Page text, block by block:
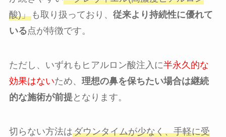
酸)」も取り扱っており、 従来より持続性に優れて
いる点が特徴です。
ただし、いずれもヒアルロン酸注入に半永久的な
効果はないため、 理想の鼻を保ちたい場合は継続
的な施術が前提となります。
切らない方法はダウンタイムが少なく、手軽に受